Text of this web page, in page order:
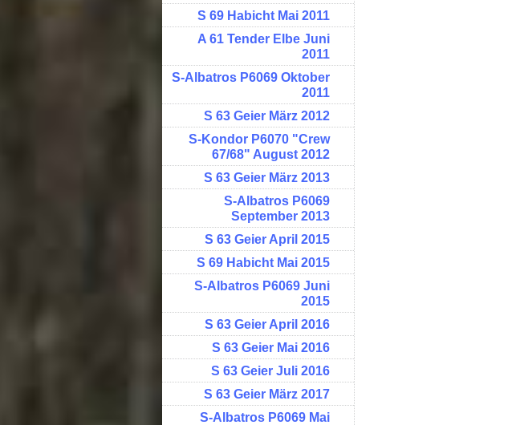
S 69 Habicht Mai 2011
A 61 Tender Elbe Juni
2011
S-Albatros P6069 Oktober
2011
S 63 Geier März 2012
S-Kondor P6070 "Crew
67/68" August 2012
S 63 Geier März 2013
S-Albatros P6069
September 2013
S 63 Geier April 2015
S 69 Habicht Mai 2015
S-Albatros P6069 Juni
2015
S 63 Geier April 2016
S 63 Geier Mai 2016
S 63 Geier Juli 2016
S 63 Geier März 2017
S-Albatros P6069 Mai